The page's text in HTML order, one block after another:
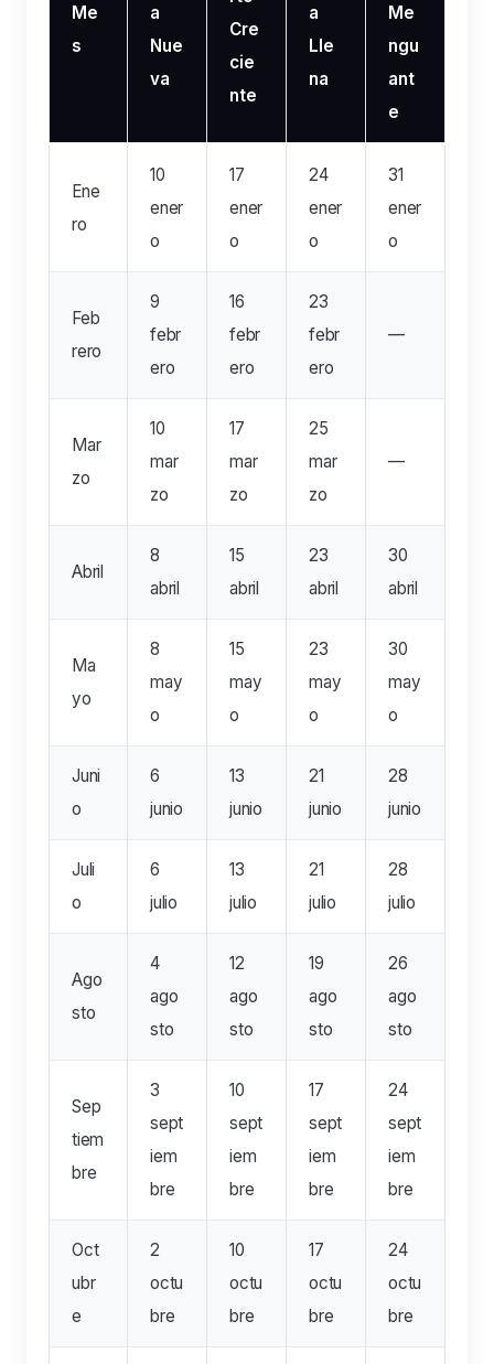
Me
s
a
Nue
va
Cre
cie
nte
a
Lle
na
Me
ngu
ant
e
Ene
ro
10
ener
o
17
ener
o
24
ener
o
31
ener
o
Feb
rero
9
febr
ero
16
febr
ero
23
febr
ero
—
Mar
zo
10
mar
zo
17
mar
zo
25
mar
zo
—
Abril
8
abril
15
abril
23
abril
30
abril
Ma
yo
8
may
o
15
may
o
23
may
o
30
may
o
Juni
o
6
junio
13
junio
21
junio
28
junio
Juli
o
6
julio
13
julio
21
julio
28
julio
Ago
sto
4
ago
sto
12
ago
sto
19
ago
sto
26
ago
sto
Sep
tiem
bre
3
sept
iem
bre
10
sept
iem
bre
17
sept
iem
bre
24
sept
iem
bre
Oct
ubr
e
2
octu
bre
10
octu
bre
17
octu
bre
24
octu
bre